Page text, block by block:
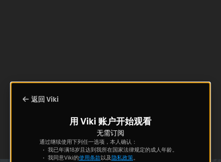
返回 Viki
用 Viki 账户开始观看
无需订阅
通过继续使用下列任一选项，本人确认：
我已年满18岁且达到我所在国家法律规定的成人年龄。
我同意Viki的使用条款以及隐私政策。